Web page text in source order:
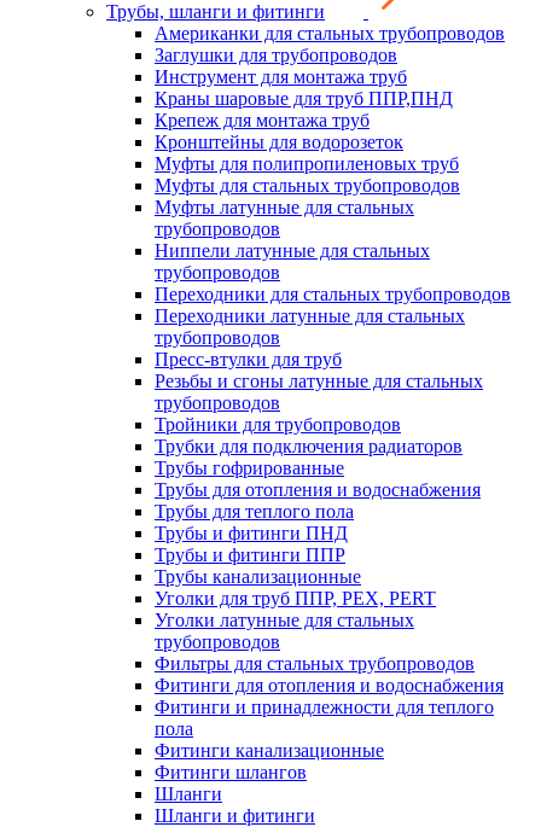
Трубы, шланги и фитинги
Американки для стальных трубопроводов
Заглушки для трубопроводов
Инструмент для монтажа труб
Краны шаровые для труб ППР,ПНД
Крепеж для монтажа труб
Кронштейны для водорозеток
Муфты для полипропиленовых труб
Муфты для стальных трубопроводов
Муфты латунные для стальных
трубопроводов
Ниппели латунные для стальных
трубопроводов
Переходники для стальных трубопроводов
Переходники латунные для стальных
трубопроводов
Пресс-втулки для труб
Резьбы и сгоны латунные для стальных
трубопроводов
Тройники для трубопроводов
Трубки для подключения радиаторов
Трубы гофрированные
Трубы для отопления и водоснабжения
Трубы для теплого пола
Трубы и фитинги ПНД
Трубы и фитинги ППР
Трубы канализационные
Уголки для труб ППР, PEX, PERT
Уголки латунные для стальных
трубопроводов
Фильтры для стальных трубопроводов
Фитинги для отопления и водоснабжения
Фитинги и принадлежности для теплого
пола
Фитинги канализационные
Фитинги шлангов
Шланги
Шланги и фитинги